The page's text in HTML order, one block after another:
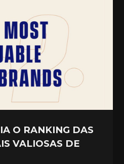
O RANKING DAS
VALIOSAS DE